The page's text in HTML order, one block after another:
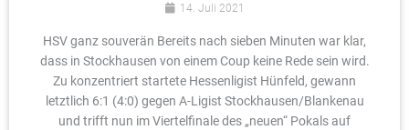
14. Juli 2021
HSV ganz souverän Bereits nach sieben Minuten war klar,
dass in Stockhausen von einem Coup keine Rede sein wird.
Zu konzentriert startete Hessenligist Hünfeld, gewann
letztlich 6:1 (4:0) gegen A-Ligist Stockhausen/Blankenau
und trifft nun im Viertelfinale des „neuen“ Pokals auf